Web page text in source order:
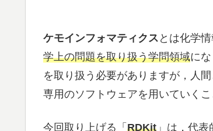
ケモインフォマティクス とは化学
学上の問題を取り扱う学問領域に
を取り扱う必要がありますが，人
専用のソフトウェアを用いていくこ
今回取り上げる「 RDKit 」は，代